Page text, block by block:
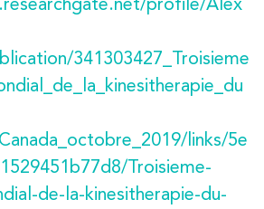
341303427_Troisieme
links/5e
Troisieme-
de-la-kinesitherapie-du-